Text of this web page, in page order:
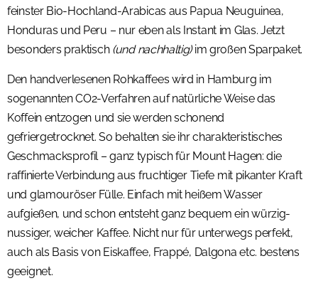
feinster Bio-Hochland-Arabicas aus Papua Neuguinea,
Honduras und Peru – nur eben als Instant im Glas. Jetzt
besonders praktisch (und nachhaltig)im großen Sparpaket.
Den handverlesenen Rohkaffees wird in Hamburg im
sogenannten CO2-Verfahren auf natürliche Weise das
Koffein entzogen und sie werden schonend
gefriergetrocknet. So behalten sie ihr charakteristisches
Geschmacksprofil – ganz typisch für Mount Hagen: die
raffinierte Verbindung aus fruchtiger Tiefe mit pikanter Kraft
und glamouröser Fülle. Einfach mit heißem Wasser
aufgießen, und schon entsteht ganz bequem ein würzig-
nussiger, weicher Kaffee. Nicht nur für unterwegs perfekt,
auch als Basis von Eiskaffee, Frappé, Dalgona etc. bestens
geeignet.